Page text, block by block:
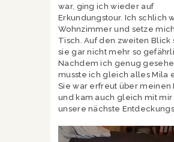
war, ging ich wieder auf
Erkundungstour. Ich schlich
Wohnzimmer und setze
Tisch. Auf den zweiten Blick
sie gar nicht mehr so
Nachdem ich genug
musste ich gleich alles Mila
Sie war erfreut über meinen
und kam auch gleich mit mir
unsere nächste